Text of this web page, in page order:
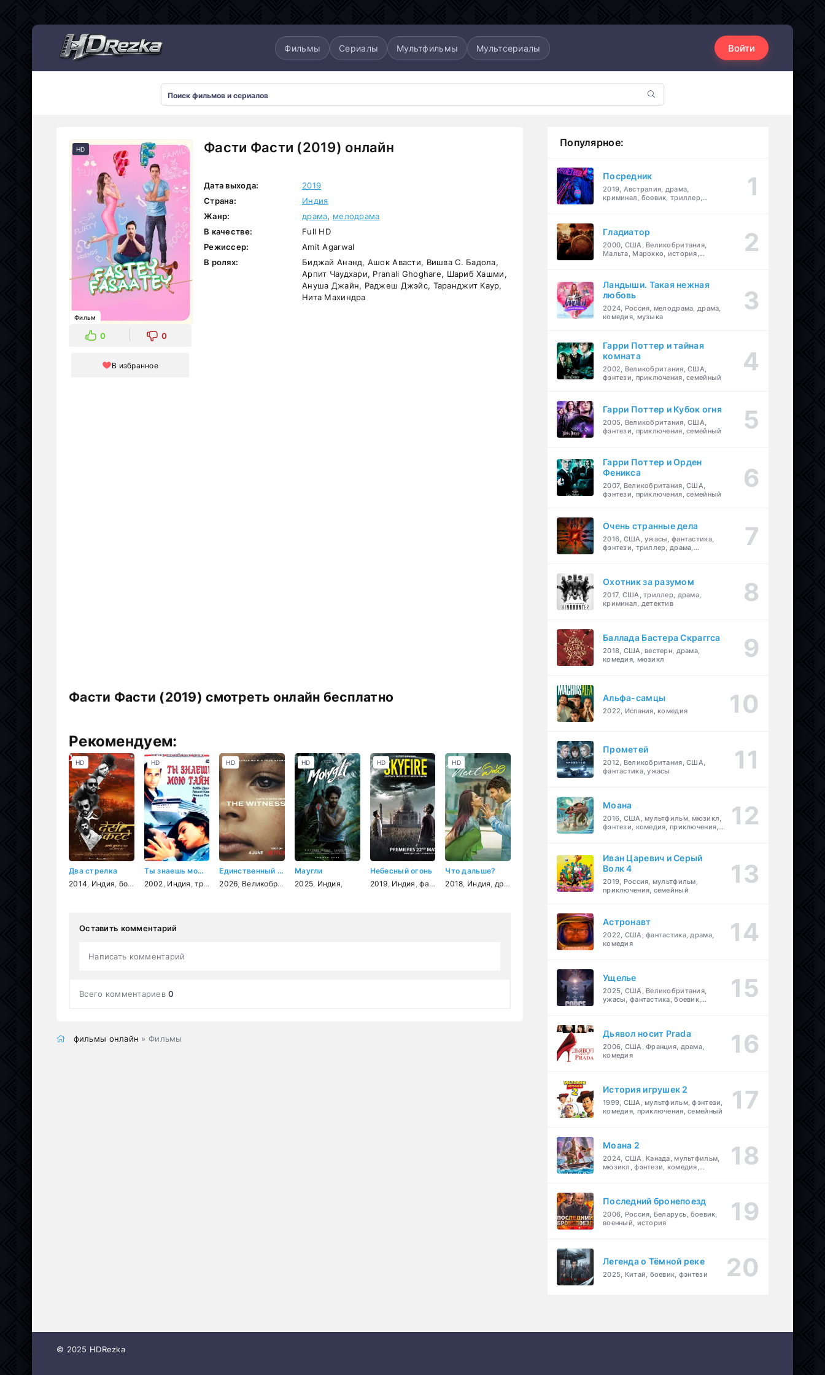
Фильмы Сериалы Мультфильмы Мультсериалы Войти
Фасти Фасти (2019) онлайн
HD
Фильм
0 0
В избранное
Дата выхода:
2019
Страна:
Индия
Жанр:
драма, мелодрама
В качестве:
Full HD
Режиссер:
Amit Agarwal
В ролях:
Биджай Ананд, Ашок Авасти, Вишва С. Бадола,
Арпит Чаудхари, Pranali Ghoghare, Шариб Хашми,
Ануша Джайн, Раджеш Джэйс, Таранджит Каур,
Нита Махиндра
Фасти Фасти (2019) смотреть онлайн бесплатно
Рекомендуем:
Два стрелка
2014 Индия боевик
HD
Ты знаешь мою тайну
2002 Индия ,триллер ,мелодрама
HD
Единственный свидетель
2026 Великобритания ,США,драма криминал
HD
Маугли
2025 Индия
HD
Небесный огонь
2019 Индия ,фантастика
HD
Что дальше?
2018 Индия драма мелодрама,комедия
HD
Оставить комментарий
Написать комментарий
Всего комментариев0
фильмы онлайн » Фильмы
Популярное:
Посредник
2019, Австралия, драма,
криминал, боевик, триллер,
Гладиатор
2000, США, Великобритания,
Мальта, Марокко, история,
Ландыши. Такая нежная
любовь
2024, Россия, мелодрама, драма,
комедия, музыка
Гарри Поттер и тайная
комната
2002, Великобритания, США,
фэнтези, приключения, семейный
Гарри Поттер и Кубок огня
2005, Великобритания, США,
фэнтези, приключения, семейный
Гарри Поттер и Орден
Феникса
2007, Великобритания, США,
фэнтези, приключения, семейный
Очень странные дела
2016, США, ужасы, фантастика,
фэнтези, триллер, драма,
Охотник за разумом
2017, США, триллер, драма,
криминал, детектив
Баллада Бастера Скраггса
2018, США, вестерн, драма,
комедия, мюзикл
Альфа-самцы
2022, Испания, комедия
Прометей
2012, Великобритания, США,
фантастика, ужасы
Моана
2016, США, мультфильм, мюзикл,
фэнтези, комедия, приключения,
Иван Царевич и Серый
Волк 4
2019, Россия, мультфильм,
приключения, семейный
Астронавт
2022, США, фантастика, драма,
комедия
Ущелье
2025, США, Великобритания,
ужасы, фантастика, боевик,
Дьявол носит Prada
2006, США, Франция, драма,
комедия
История игрушек 2
1999, США, мультфильм, фэнтези,
комедия, приключения, семейный
Моана 2
2024, США, Канада, мультфильм,
мюзикл, фэнтези, комедия,
Последний бронепоезд
2006, Россия, Беларусь, боевик,
военный, история
Легенда о Тёмной реке
2025, Китай, боевик, фэнтези
© 2025 HDRezka
Мультсериалы